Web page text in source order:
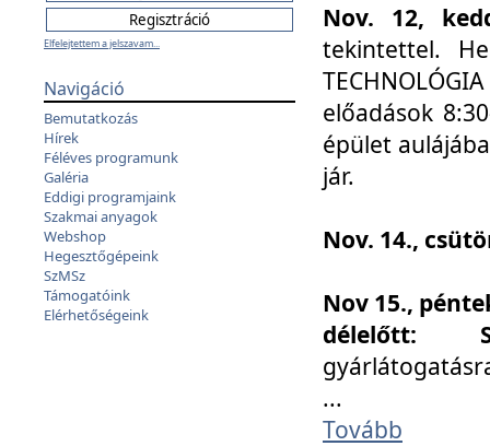
Elfelejtettem a jelszavam...
Navigáció
Bemutatkozás
Hírek
Féléves programunk
Galéria
Eddigi programjaink
Szakmai anyagok
Webshop
Hegesztőgépeink
SzMSz
Támogatóink
Elérhetőségeink
Nov. 12,
tekintettel.
előadások
épület
jár.
Nov. 14.,
Nov 15.,
délelőtt:
...
Tovább